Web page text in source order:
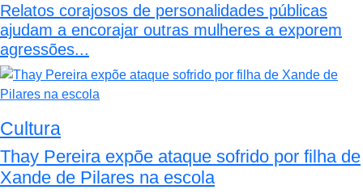
Relatos corajosos de personalidades públicas
ajudam a encorajar outras mulheres a exporem
agressões...
Cultura
Thay Pereira expõe ataque sofrido por filha de
Xande de Pilares na escola